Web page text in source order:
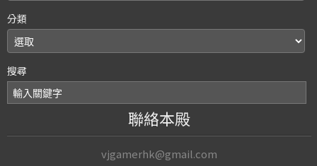
分類
搜尋
聯絡本殿
vjgamerhk@gmail.com